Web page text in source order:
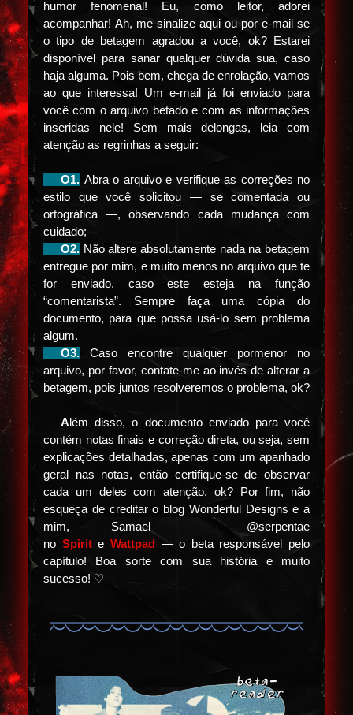
humor fenomenal! Eu, como leitor, adorei
acompanhar! Ah, me sinalize aqui ou por e-mail se
o tipo de betagem agradou a você, ok? Estarei
disponível para sanar qualquer dúvida sua, caso
haja alguma. Pois bem, chega de enrolação, vamos
ao que interessa! Um e-mail já foi enviado para
você com o arquivo betado e com as informações
inseridas nele! Sem mais delongas, leia com
atenção as regrinhas a seguir:
⠀⠀O1. Abra o arquivo e verifique as correções no
estilo que você solicitou — se comentada ou
ortográfica —, observando cada mudança com
cuidado;
⠀⠀O2. Não altere absolutamente nada na betagem
entregue por mim, e muito menos no arquivo que te
for enviado, caso este esteja na função
“comentarista”. Sempre faça uma cópia do
documento, para que possa usá-lo sem problema
algum.
O3. Caso encontre qualquer pormenor no
arquivo, por favor, contate-me ao invés de alterar a
betagem, pois juntos resolveremos o problema, ok?
A lém disso, o documento enviado para você
contém notas finais e correção direta, ou seja, sem
explicações detalhadas, apenas com um apanhado
geral nas notas, então certifique-se de observar
cada um deles com atenção, ok? Por fim, não
esqueça de creditar o blog Wonderful Designs e a
mim, Samael — @serpentae
no Spirite Wattpad
— o beta responsável pelo
capítulo! Boa sorte com sua história e muito
sucesso! ♡